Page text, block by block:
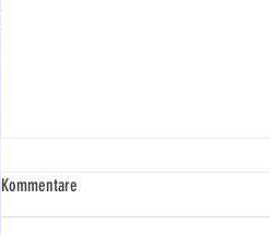
Kommentare